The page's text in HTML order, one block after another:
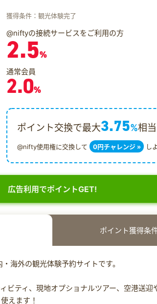
獲得条件：観光体験完了
@niftyの接続サービスをご利用の方
2.5%
通常会員
2.0%
ポイント交換で最大3.75%相当
@nifty使用権に交換して 0円チャレンジ » し
広告利用でポイントGET!
ポイント獲得条
海外の観光体験予約サイトです。
ビティ、現地オプショナルツアー、空港送迎
えます！